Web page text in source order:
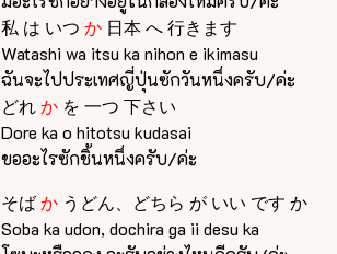
私 は いつ か 日本 へ 行きます
Watashi wa itsu ka nihon e ikimasu
ฉันจะไปประเทศญี่ปุ่นซักวันหนึ่งครับ/ค่ะ
どれか を 一つ 下さい
Dore ka o hitotsu kudasai
ขออะไรซักชิ้นหนึ่งครับ/ค่ะ
そばか うどん、どちら が いい です か
Soba ka udon, dochira ga ii desu ka